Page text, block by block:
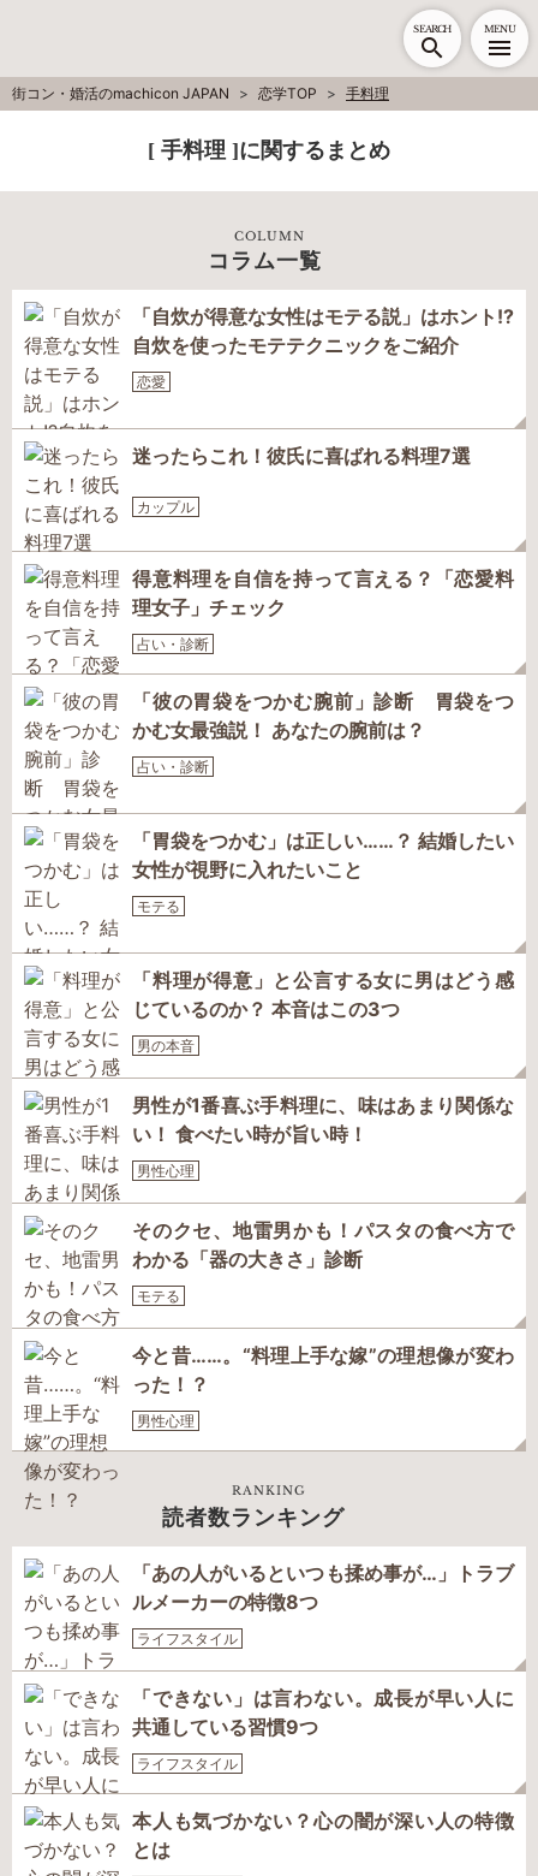
SEARCH MENU
街コン・婚活のmachicon JAPAN 恋学TOP 手料理
[ 手料理 ]に関するまとめ
COLUMN
コラム一覧
「自炊が得意な女性はモテる説」はホント!?
自炊を使ったモテテクニックをご紹介
恋愛
迷ったらこれ！彼氏に喜ばれる料理7選
カップル
得意料理を自信を持って言える？「恋愛料
理女子」チェック
占い・診断
「彼の胃袋をつかむ腕前」診断 胃袋をつ
かむ女最強説！ あなたの腕前は？
占い・診断
「胃袋をつかむ」は正しい……？ 結婚したい
女性が視野に入れたいこと
モテる
「料理が得意」と公言する女に男はどう感
じているのか？ 本音はこの3つ
男の本音
男性が1番喜ぶ手料理に、味はあまり関係な
い！ 食べたい時が旨い時！
男性心理
そのクセ、地雷男かも！パスタの食べ方で
わかる「器の大きさ」診断
モテる
今と昔……。“料理上手な嫁”の理想像が変わ
った！？
男性心理
RANKING
読者数ランキング
「あの人がいるといつも揉め事が…」トラブ
ルメーカーの特徴8つ
ライフスタイル
「できない」は言わない。成長が早い人に
共通している習慣9つ
ライフスタイル
本人も気づかない？心の闇が深い人の特徴
とは